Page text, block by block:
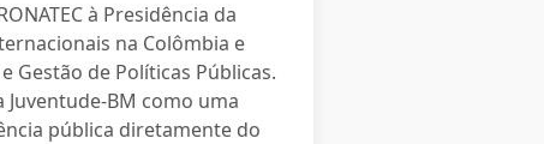
à Presidência da
na Colômbia e
Gestão de Políticas Públicas.
BM como uma
pública diretamente do